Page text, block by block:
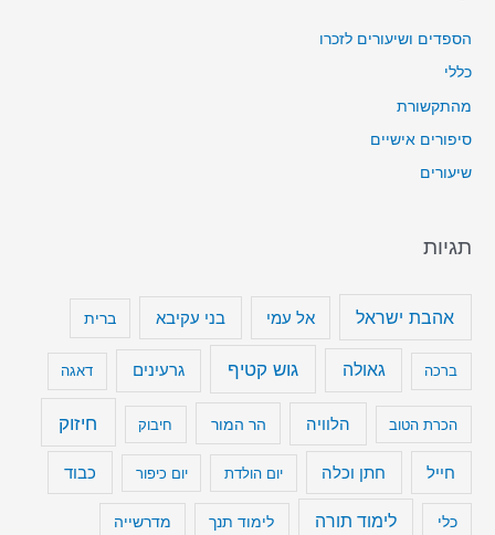
הספדים ושיעורים לזכרו
כללי
מהתקשורת
סיפורים אישיים
שיעורים
תגיות
אהבת ישראל אל עמי בני עקיבא ברית
ברכה גאולה גוש קטיף גרעינים דאגה
הכרת הטוב הלוויה הר המור חיבוק חיזוק
חייל חתן וכלה יום הולדת יום כיפור כבוד
כלי לימוד תורה לימוד תנך מדרשייה